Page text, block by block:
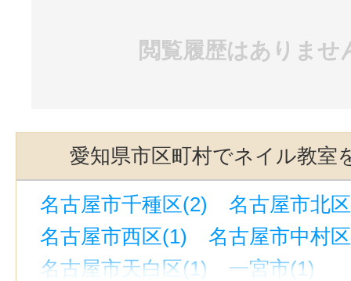
閲覧履歴はありませ
愛知県市区町村でネイル教室
名古屋市千種区(2)
名古屋市北
名古屋市西区(1)
名古屋市中村
名古屋市天白区(1)
一宮市(1)